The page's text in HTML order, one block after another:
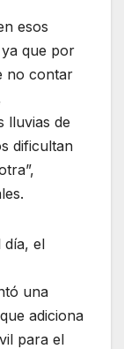
esos
que por
no contar
lluvias de
dificultan
día, el
una
adiciona
para el